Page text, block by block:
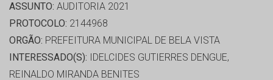
ASSUNTO: AUDITORIA 2021
PROTOCOLO: 2144968
ORGÃO: PREFEITURA MUNICIPAL DE BELA VISTA
INTERESSADO(S): IDELCIDES GUTIERRES DENGUE,
REINALDO MIRANDA BENITES